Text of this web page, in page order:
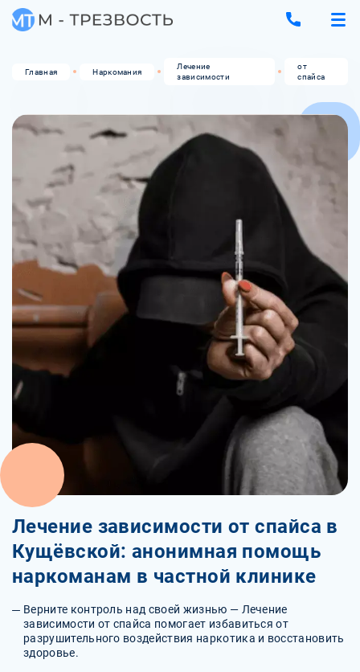
Главная Наркомания
Лечение
зависимости
от
спайса
Лечение зависимости от спайса в
Кущёвской: анонимная помощь
наркоманам в частной клинике
Верните контроль над своей жизнью — Лечение
зависимости от спайса помогает избавиться от
разрушительного воздействия наркотика и восстановить
здоровье.